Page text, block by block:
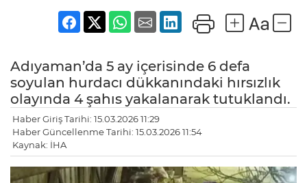
Adıyaman’da 5 ay içerisinde 6 defa
soyulan hurdacı dükkanındaki hırsızlık
olayında 4 şahıs yakalanarak tutuklandı.
Haber Giriş Tarihi: 15.03.2026 11:29
Haber Güncellenme Tarihi: 15.03.2026 11:54
Kaynak: İHA